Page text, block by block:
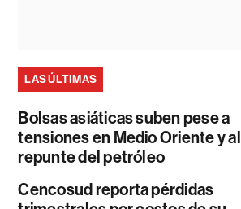
LAS ÚLTIMAS
Bolsas asiáticas suben pese a
tensiones en Medio Oriente y al
repunte del petróleo
Cencosud reporta pérdidas